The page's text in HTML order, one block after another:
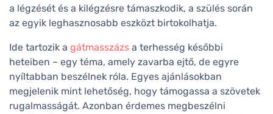
a légzését és a kilégzésre támaszkodik, a szülés során
az egyik leghasznosabb eszközt birtokolhatja.
Ide tartozik a gátmasszázs a terhesség későbbi
heteiben – egy téma, amely zavarba ejtő, de egyre
nyíltabban beszélnek róla. Egyes ajánlásokban
megjelenik mint lehetőség, hogy támogassa a szövetek
rugalmasságát. Azonban érdemes megbeszélni